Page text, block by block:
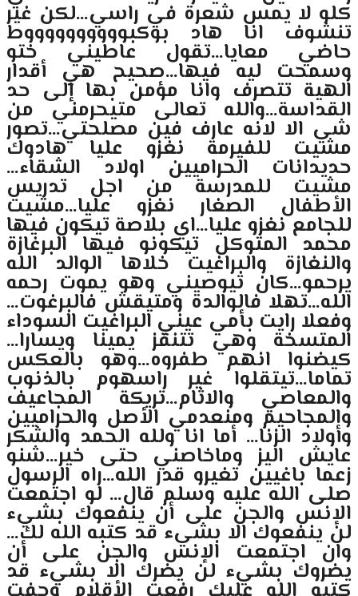
كلو لا يمس شعرة في راسي…لكن غير
تنشوف انا هاد بوكبووووووووووط
حاضي معايا…تقول عاطيني ختو
وسمحت ليه فيها…صحيح هي أقدار
الهية تتصرف وانا مؤمن بها إلى حد
القداسة…والله تعالى متيحرمني من
شي الا لانه عارف فين مصلحتي…تصور
مشيت للفيرمة نغزو عليا هادوك
حديدانات الحراميين اولاد الشقاء…
مشيت للمدرسة من اجل تدريس
الأطفال الصغار نغزو عليا…مشيت
للجامع نغزو عليا…اي بلاصة تيكون فيها
محمد المتوكل تيكونو فيها البرغازة
والنغازة والبراغيت خلاها الوالد الله
يرحمو…كان تيوصيني وهو يموت رحمه
الله…تهلا فالوالدة ومتيقش فالبرغوت…
وفعلا رايت بأمي عيني البراغيت السوداء
المتسخة وهي تتنقز يمينا ويسارا…
كيضنوا انهم طفروه…وهو بالعكس
تماما…تيتقلوا غير راسهوم بالذنوب
والمعاصي والاثام…تريكة المجاعيف
والمجاحيم ومنعدمي الأصل والحراميين
وأولاد الزنا… أما انا ولله الحمد والشكر
عايش اليز وماخاصني حتى خير…شنو
زعما باغيين تغيرو قدر الله…راه الرسول
صلى الله عليه وسلم قال… لو اجتمعت
الإنس والجن على أن ينفعوك بشيء
لن ينفعوك الا بشيء قد كتبه الله لك…
وان اجتمعت الإنس والجن على أن
يضروك بشيء لن يضرك الا بشيء قد